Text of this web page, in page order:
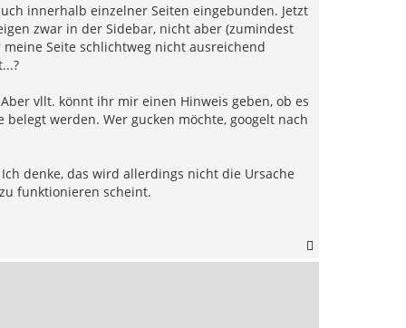
innerhalb einzelner Seiten eingebunden. Jetzt
zwar in der Sidebar, nicht aber (zumindest
Seite schlichtweg nicht ausreichend
vllt. könnt ihr mir einen Hinweis geben, ob es
werden. Wer gucken möchte, googelt nach
denke, das wird allerdings nicht die Ursache
funktionieren scheint.
a